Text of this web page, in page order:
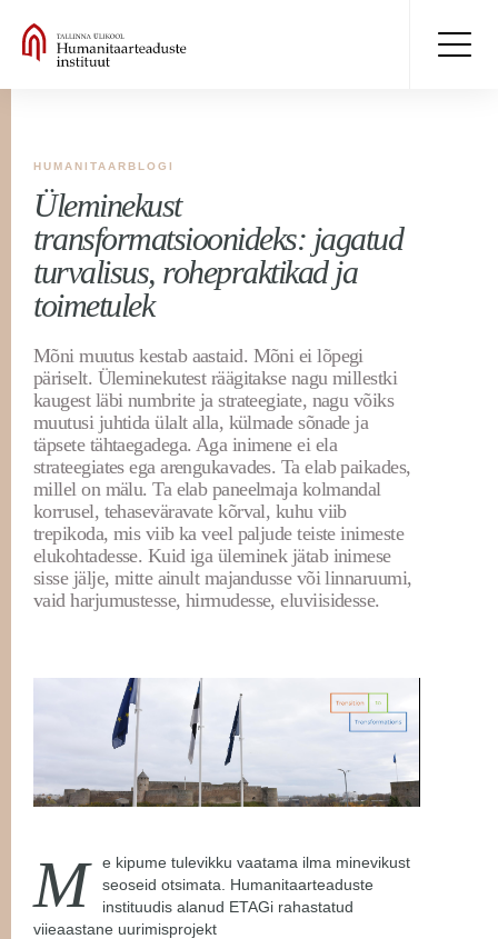
HUMANITAARBLOGI
Üleminekust
transformatsioonideks: jagatud
turvalisus, rohepraktikad ja
toimetulek
Mõni muutus kestab aastaid. Mõni ei lõpegi
päriselt. Üleminekutest räägitakse nagu millestki
kaugest läbi numbrite ja strateegiate, nagu võiks
muutusi juhtida ülalt alla, külmade sõnade ja
täpsete tähtaegadega. Aga inimene ei ela
strateegiates ega arengukavades. Ta elab paikades,
millel on mälu. Ta elab paneelmaja kolmandal
korrusel, tehaseväravate kõrval, kuhu viib
trepikoda, mis viib ka veel paljude teiste inimeste
elukohtadesse. Kuid iga üleminek jätab inimese
sisse jälje, mitte ainult majandusse või linnaruumi,
vaid harjumustesse, hirmudesse, eluviisidesse.
M
e kipume tulevikku vaatama ilma minevikust
seoseid otsimata. Humanitaarteaduste
instituudis alanud ETAGi rahastatud
viieaastane uurimisprojekt